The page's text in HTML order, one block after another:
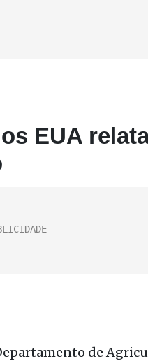
EUA
de